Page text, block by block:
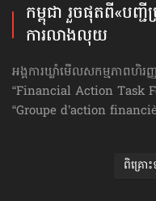
កម្ពុជា រួចផុតពី«បញ្ជី
ការលាងលុយ
អង្គការឃ្លាំមើលសកម្មភាពហិរ
“Financial Action Task
“Groupe d’action
ពិគ្រោ